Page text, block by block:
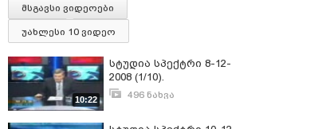
მსგავსი ვიდეოები
უახლესი 10 ვიდეო
10:22
სტუდია სპექტრი 8-12-
2008 (1/10).
საზოგადოებრივპოლიტიკური
496 ნახვა